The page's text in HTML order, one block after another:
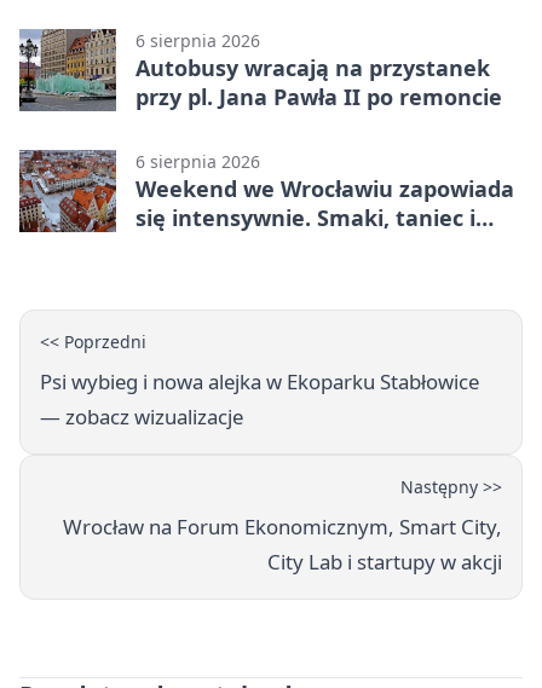
6 sierpnia 2026
Autobusy wracają na przystanek
przy pl. Jana Pawła II po remoncie
6 sierpnia 2026
Weekend we Wrocławiu zapowiada
się intensywnie. Smaki, taniec i
<< Poprzedni
Psi wybieg i nowa alejka w Ekoparku Stabłowice
— zobacz wizualizacje
Następny >>
Wrocław na Forum Ekonomicznym, Smart City,
City Lab i startupy w akcji